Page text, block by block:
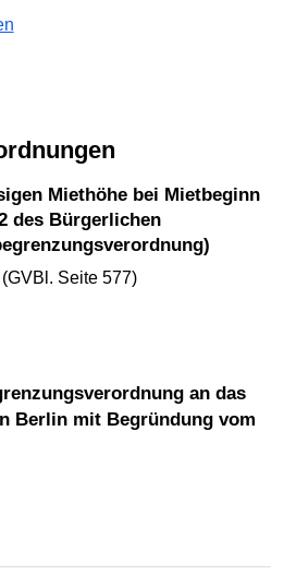
des Bürgerlichen
Seite 577)
an das
Berlin mit Begründung vom